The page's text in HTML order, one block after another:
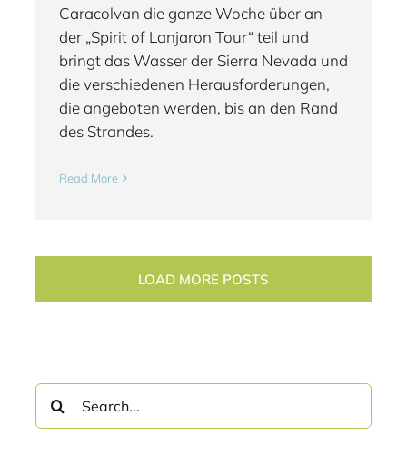
Caracolvan die ganze Woche über an
der „Spirit of Lanjaron Tour“ teil und
bringt das Wasser der Sierra Nevada und
die verschiedenen Herausforderungen,
die angeboten werden, bis an den Rand
des Strandes.
Read More
LOAD MORE POSTS